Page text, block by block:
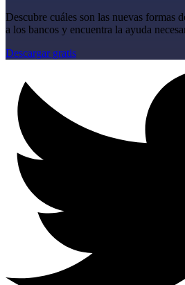
Descubre cuáles son las nuevas formas
a los bancos y encuentra la ayuda
Descargar gratis